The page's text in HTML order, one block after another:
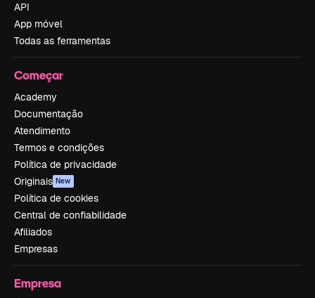
API
App móvel
Todas as ferramentas
Começar
Academy
Documentação
Atendimento
Termos e condições
Política de privacidade
Originais New
Política de cookies
Central de confiabilidade
Afiliados
Empresas
Empresa